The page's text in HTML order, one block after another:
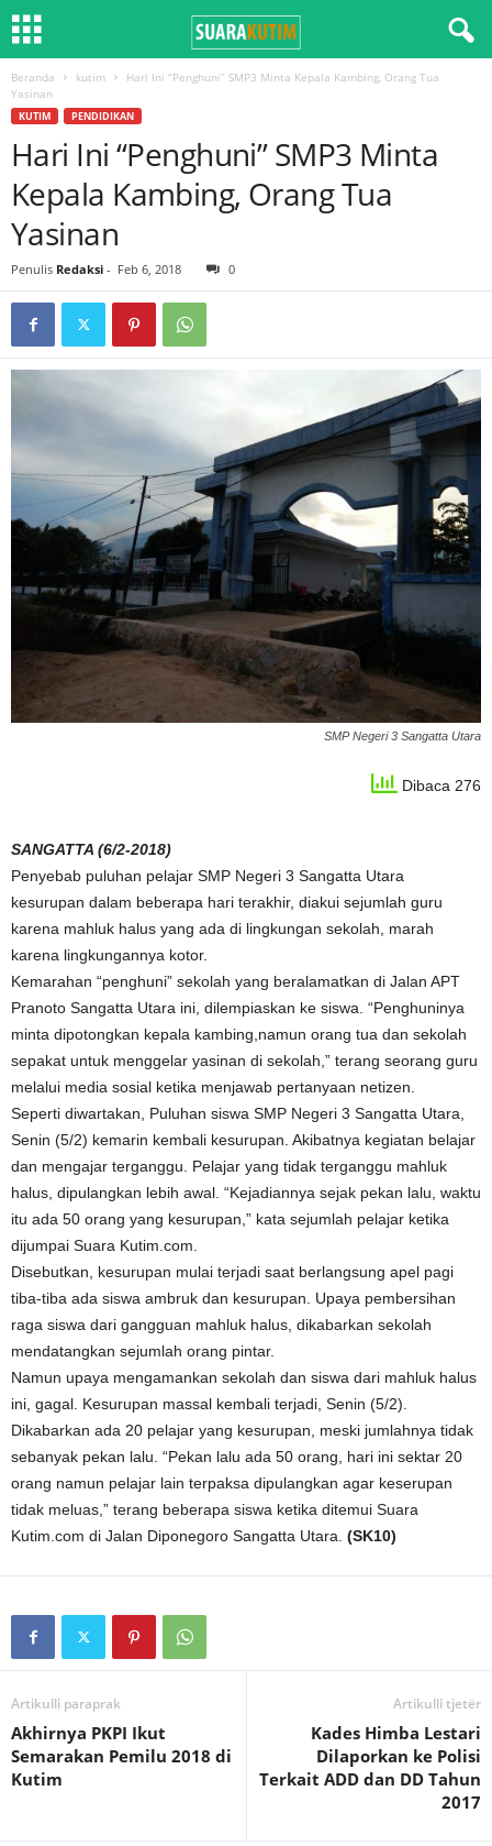
Beranda kutim
Hari Ini “Penghuni” SMP3 Minta Kepala Kambing, Orang Tua
Yasinan
KUTIM PENDIDIKAN
Hari Ini “Penghuni” SMP3 Minta
Kepala Kambing, Orang Tua
Yasinan
Penulis Redaksi - Feb 6, 2018 0
SMP Negeri 3 Sangatta Utara
Dibaca 276
SANGATTA (6/2-2018)
Penyebab puluhan pelajar SMP Negeri 3 Sangatta Utara
kesurupan dalam beberapa hari terakhir, diakui sejumlah guru
karena mahluk halus yang ada di lingkungan sekolah, marah
karena lingkungannya kotor.
Kemarahan “penghuni” sekolah yang beralamatkan di Jalan APT
Pranoto Sangatta Utara ini, dilempiaskan ke siswa. “Penghuninya
minta dipotongkan kepala kambing,namun orang tua dan sekolah
sepakat untuk menggelar yasinan di sekolah,” terang seorang guru
melalui media sosial ketika menjawab pertanyaan netizen.
Seperti diwartakan, Puluhan siswa SMP Negeri 3 Sangatta Utara,
Senin (5/2) kemarin kembali kesurupan. Akibatnya kegiatan belajar
dan mengajar terganggu. Pelajar yang tidak terganggu mahluk
halus, dipulangkan lebih awal. “Kejadiannya sejak pekan lalu, waktu
itu ada 50 orang yang kesurupan,” kata sejumlah pelajar ketika
dijumpai Suara Kutim.com.
Disebutkan, kesurupan mulai terjadi saat berlangsung apel pagi
tiba-tiba ada siswa ambruk dan kesurupan. Upaya pembersihan
raga siswa dari gangguan mahluk halus, dikabarkan sekolah
mendatangkan sejumlah orang pintar.
Namun upaya mengamankan sekolah dan siswa dari mahluk halus
ini, gagal. Kesurupan massal kembali terjadi, Senin (5/2).
Dikabarkan ada 20 pelajar yang kesurupan, meski jumlahnya tidak
sebanyak pekan lalu. “Pekan lalu ada 50 orang, hari ini sektar 20
orang namun pelajar lain terpaksa dipulangkan agar keserupan
tidak meluas,” terang beberapa siswa ketika ditemui Suara
Kutim.com di Jalan Diponegoro Sangatta Utara. (SK10)
Artikulli paraprak
Akhirnya PKPI Ikut
Semarakan Pemilu 2018 di
Kutim
Artikulli tjetër
Kades Himba Lestari
Dilaporkan ke Polisi
Terkait ADD dan DD Tahun
2017